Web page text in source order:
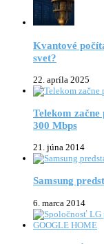
Kvantové
svet?
22. apríla 2025
Telekom
300 Mbps
21. júna 2014
Samsung
6. marca 2014